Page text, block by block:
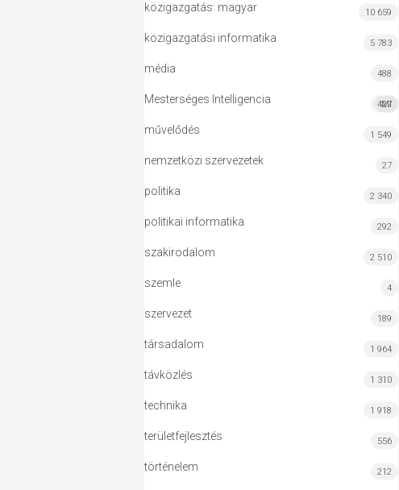
közigazgatás: magyar 10 659
közigazgatási informatika 5 783
média 488
Mesterséges Intelligencia MI
427
művelődés 1 549
nemzetközi szervezetek 27
politika 2 340
politikai informatika 292
szakirodalom 2 510
szemle 4
szervezet 189
társadalom 1 964
távközlés 1 310
technika 1 918
területfejlesztés 556
történelem 212